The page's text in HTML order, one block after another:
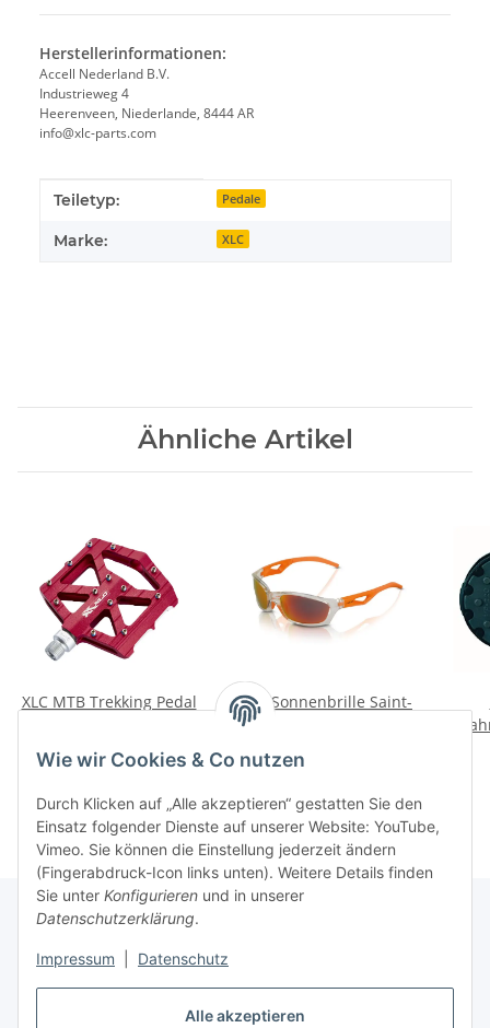
Alle akzeptieren
Wie wir Cookies & Co nutzen
Durch Klicken auf „Alle akzeptieren“ gestatten Sie den
Einsatz folgender Dienste auf unserer Website: YouTube,
Vimeo. Sie können die Einstellung jederzeit ändern
(Fingerabdruck-Icon links unten). Weitere Details finden
Sie unter Konfigurieren und in unserer
Datenschutzerklärung.
Impressum Datenschutz
Herstellerinformationen:
Accell Nederland B.V.
Industrieweg 4
Heerenveen, Niederlande, 8444 AR
info@xlc-parts.com
Produkteigenschaft
Wert
Teiletyp: Pedale
Marke: XLC
Ähnliche Artikel
XLC MTB Trekking Pedal
Fahrradpedale
50,21 €
XLC Sonnenbrille Saint-
Denise SG-C14 Grau
Sportbrille Bike
Informationen
Gesetzliche Informationen